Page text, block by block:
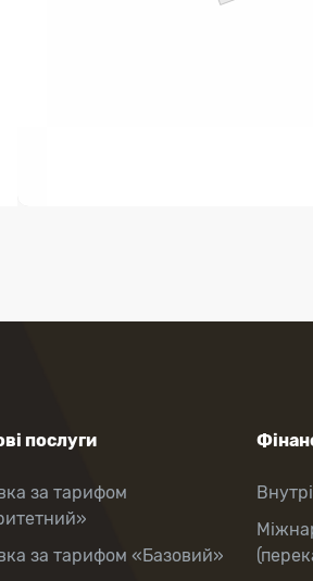
послуги
за тарифом
за тарифом «Базовий»